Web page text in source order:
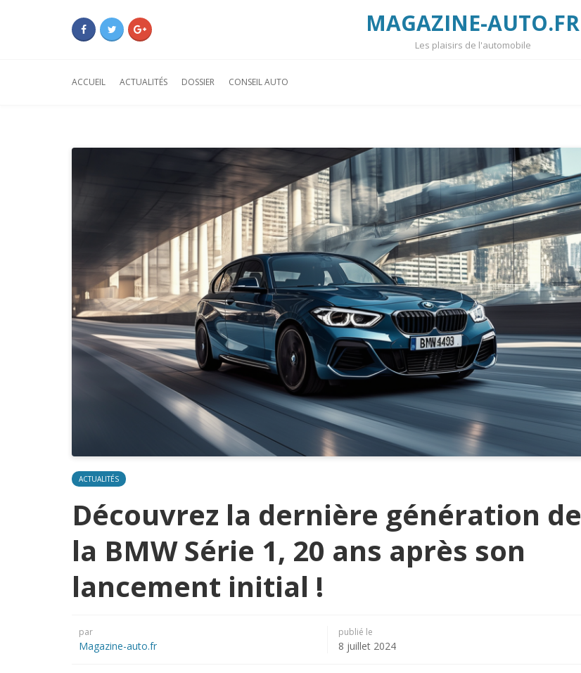
MAGAZINE-AUTO.FR
Les plaisirs de l'automobile
ACCUEIL ACTUALITÉS DOSSIER CONSEIL AUTO
ACTUALITÉS
Découvrez la dernière génération de
la BMW Série 1, 20 ans après son
lancement initial !
par
Magazine-auto.fr
publié le
8 juillet 2024